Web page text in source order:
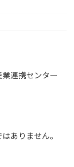
連携センター
ありません。